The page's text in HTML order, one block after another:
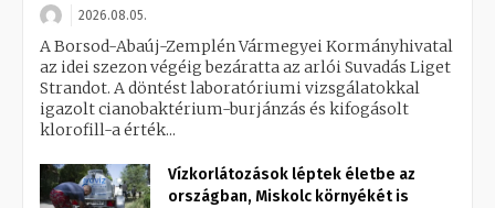
2026.08.05.
A Borsod-Abaúj-Zemplén Vármegyei Kormányhivatal
az idei szezon végéig bezáratta az arlói Suvadás Liget
Strandot. A döntést laboratóriumi vizsgálatokkal
igazolt cianobaktérium-burjánzás és kifogásolt
klorofill-a érték...
Vízkorlátozások léptek életbe az
országban, Miskolc környékét is